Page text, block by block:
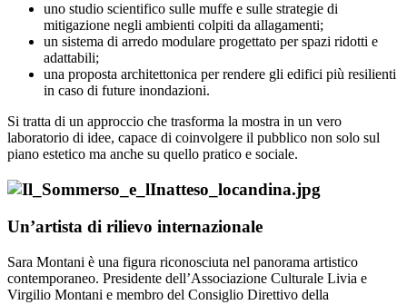
uno studio scientifico sulle muffe e sulle strategie di
mitigazione negli ambienti colpiti da allagamenti;
un sistema di arredo modulare progettato per spazi ridotti e
adattabili;
una proposta architettonica per rendere gli edifici più resilienti
in caso di future inondazioni.
Si tratta di un approccio che trasforma la mostra in un vero
laboratorio di idee, capace di coinvolgere il pubblico non solo sul
piano estetico ma anche su quello pratico e sociale.
Un’artista di rilievo internazionale
Sara Montani è una figura riconosciuta nel panorama artistico
contemporaneo. Presidente dell’Associazione Culturale Livia e
Virgilio Montani e membro del Consiglio Direttivo della